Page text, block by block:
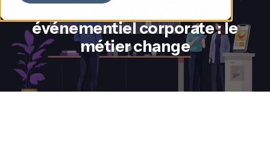
Protocole MCP et
événementiel corporate : le
métier change